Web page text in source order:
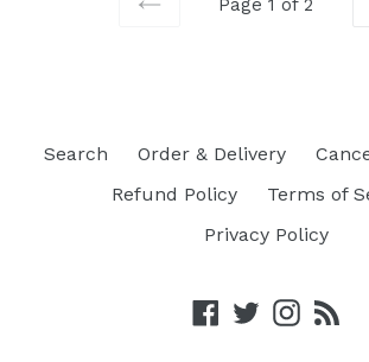
Page 1 of 2
Search Order & Delivery
Refund Policy
Terms of
Privacy Policy
Facebook
Twitter